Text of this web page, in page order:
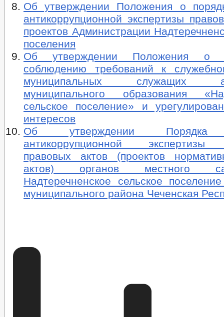
Об утверждении Положения о
антикоррупционной экспертизы
проектов Администрации
поселения
Об утверждении Положения о
соблюдению требований к
муниципальных служащих
муниципального образования
сельское поселение» и
интересов
Об утверждении Порядка
антикоррупционной экспертизы
правовых актов (проектов
актов) органов местного
Надтеречненское сельское
муниципального района Чеченская